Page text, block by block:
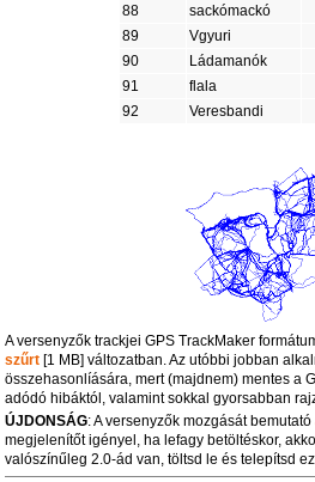
88
sackómackó
89
Vgyuri
90
Ládamanók
91
flala
92
Veresbandi
A versenyzők trackjei GPS TrackMaker
szűrt [1 MB] változatban. Az utóbbi jobban
összehasonlíására, mert (majdnem) mentes a
adódó hibáktól, valamint sokkal gyorsabban
ÚJDONSÁG: A versenyzők mozgását bemutató
megjelenítőt igényel, ha lefagy betöltéskor,
valószínűleg 2.0-ád van, töltsd le és telepítsd